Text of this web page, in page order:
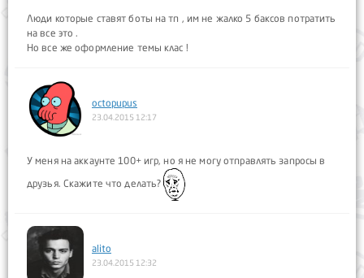
Люди которые ставят боты на тп , им не жалко 5 баксов потратить
на все это .
Но все же оформление темы клас !
octopupus
23.04.2015 12:17
У меня на аккаунте 100+ игр, но я не могу отправлять запросы в
друзья. Скажите что делать?
alito
23.04.2015 12:32